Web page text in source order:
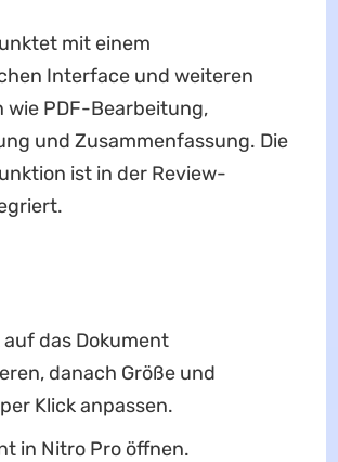
mit einem
Interface und weiteren
wie PDF-Bearbeitung,
und Zusammenfassung. Die
ist in der Review-
auf das Dokument
danach Größe und
Klick anpassen.
in Nitro Pro öffnen.